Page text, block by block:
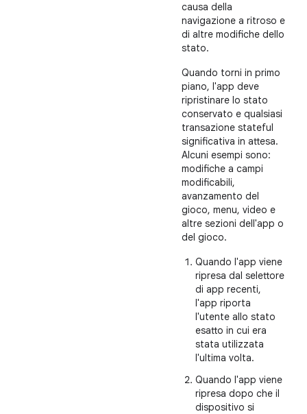
causa della
navigazione a ritroso e
di altre modifiche dello
stato.
Quando torni in primo
piano, l'app deve
ripristinare lo stato
conservato e qualsiasi
transazione stateful
significativa in attesa.
Alcuni esempi sono:
modifiche a campi
modificabili,
avanzamento del
gioco, menu, video e
altre sezioni dell'app o
del gioco.
Quando l'app viene
ripresa dal selettore
di app recenti,
l'app riporta
l'utente allo stato
esatto in cui era
stata utilizzata
l'ultima volta.
Quando l'app viene
ripresa dopo che il
dispositivo si